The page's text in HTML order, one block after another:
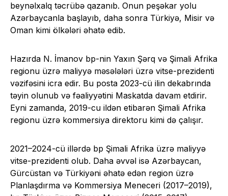
beynəlxalq təcrübə qazanıb. Onun peşəkar yolu
Azərbaycanla başlayıb, daha sonra Türkiyə, Misir və
Oman kimi ölkələri əhatə edib.
Hazırda N. İmanov bp-nin Yaxın Şərq və Şimali Afrika
regionu üzrə maliyyə məsələləri üzrə vitse-prezidenti
vəzifəsini icra edir. Bu posta 2023-cü ilin dekabrında
təyin olunub və fəaliyyətini Maskatda davam etdirir.
Eyni zamanda, 2019-cu ildən etibarən Şimali Afrika
regionu üzrə kommersiya direktoru kimi də çalışır.
2021–2024-cü illərdə bp Şimali Afrika üzrə maliyyə
vitse-prezidenti olub. Daha əvvəl isə Azərbaycan,
Gürcüstan və Türkiyəni əhatə edən region üzrə
Planlaşdırma və Kommersiya Meneceri (2017–2019),